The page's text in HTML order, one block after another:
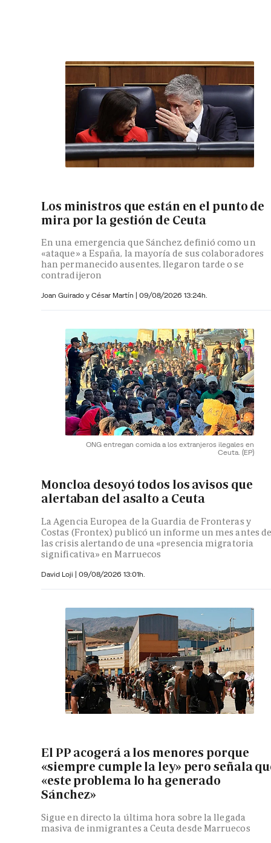
Los ministros que están en el punto de
mira por la gestión de Ceuta
En una emergencia que Sánchez definió como un
«ataque» a España, la mayoría de sus colaboradores
han permanecido ausentes, llegaron tarde o se
contradijeron
Joan Guirado y César Martín | 09/08/2026 13:24h.
ONG entregan comida a los extranjeros ilegales en
Ceuta. (EP)
Moncloa desoyó todos los avisos que
alertaban del asalto a Ceuta
La Agencia Europea de la Guardia de Fronteras y
Costas (Frontex) publicó un informe un mes antes
las crisis alertando de una «presencia migratoria
significativa» en Marruecos
David Loji | 09/08/2026 13:01h.
El PP acogerá a los menores porque
«siempre cumple la ley» pero señala
«este problema lo ha generado
Sánchez»
Sigue en directo la última hora sobre la llegada
masiva de inmigrantes a Ceuta desde Marruecos